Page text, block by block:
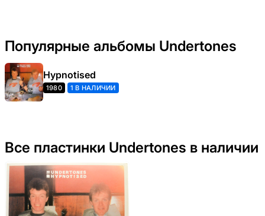
Популярные альбомы Undertones
Hypnotised
1980 1 В НАЛИЧИИ
Все пластинки Undertones в наличии